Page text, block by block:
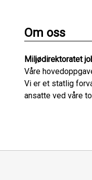
Om oss
Miljødirektoratet
Våre
Vi er et statlig
ansatte ved våre